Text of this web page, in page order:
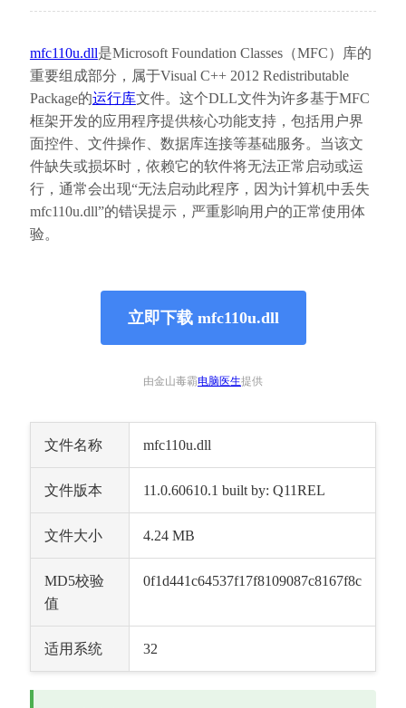
mfc110u.dll是Microsoft Foundation Classes（MFC）库的
重要组成部分，属于Visual C++ 2012 Redistributable
Package的运行库文件。这个DLL文件为许多基于MFC
框架开发的应用程序提供核心功能支持，包括用户界
面控件、文件操作、数据库连接等基础服务。当该文
件缺失或损坏时，依赖它的软件将无法正常启动或运
行，通常会出现“无法启动此程序，因为计算机中丢失
mfc110u.dll”的错误提示，严重影响用户的正常使用体
验。
立即下载 mfc110u.dll
由金山毒霸电脑医生提供
文件名称 mfc110u.dll
文件版本 11.0.60610.1 built by: Q11REL
文件大小 4.24 MB
MD5校验
值
0f1d441c64537f17f8109087c8167f8c
适用系统 32